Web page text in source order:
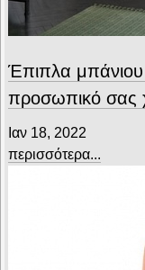
Έπιπλα
προσωπικό σας
Ιαν 18, 2022
περισσότερα...